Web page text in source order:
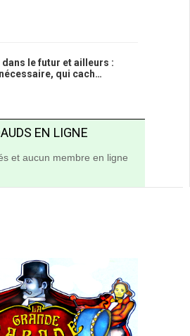
dans le futur et ailleurs :
qui cach…
EN LIGNE
et aucun membre en ligne